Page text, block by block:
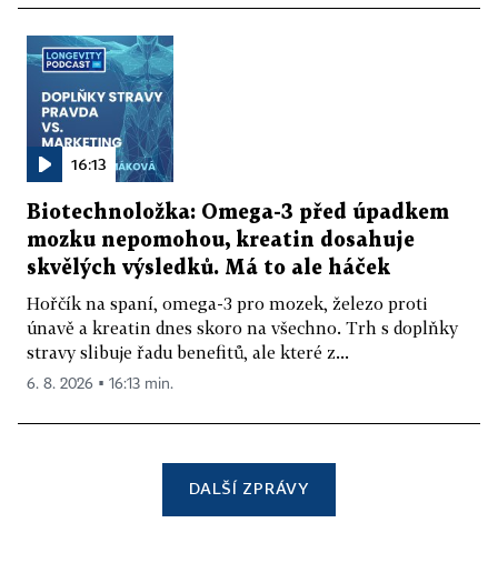
16:13
Biotechnoložka: Omega-3 před úpadkem
mozku nepomohou, kreatin dosahuje
skvělých výsledků. Má to ale háček
Hořčík na spaní, omega-3 pro mozek, železo proti
únavě a kreatin dnes skoro na všechno. Trh s doplňky
stravy slibuje řadu benefitů, ale které z...
6. 8. 2026 ▪ 16:13 min.
DALŠÍ ZPRÁVY